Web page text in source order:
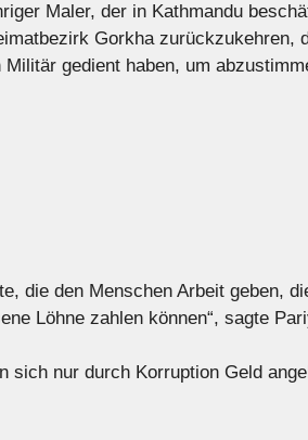
Maler, der in Kathmandu
Gorkha zurückzukehren,
gedient haben, um
die den Menschen Arbeit geben,
Löhne zahlen können“, sagte
sich nur durch Korruption Geld